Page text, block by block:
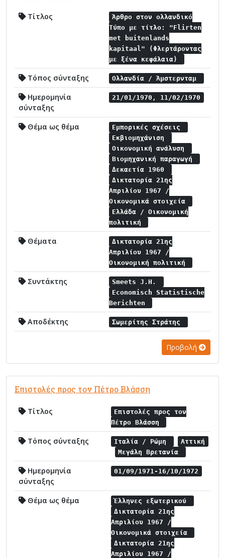
Τίτλος
Άρθρο στον ολλανδικό
Τύπο με τίτλο: "Flirten
met buitenlands
kapitaal" (Φλερτάροντας
με ξένα κεφάλαια)
Τόπος σύνταξης Ολλανδία / Άμστερνταμ
Ημερομηνία
σύνταξης
21/01/1970, 11/02/1970
Θέμα ως θέμα
Εμπορικές σχέσεις
Εκβιομηχάνιση
Οικονομική ανάλυση
Βιομηχανική παραγωγή
Δεκαετία 1960
Δικτατορία 21ης
Απριλίου 1967 /
Οικονομικά στοιχεία
Ελλάδα / Οικονομική
πολιτική
Θέματα
Δικτατορία 21ης
Απριλίου 1967 /
Οικονομική πολιτική
Συντάκτης
Smeets J.H.
Economisch Statistische
Berichten
Αποδέκτης Σωμερίτης Στράτης
Προβολή
Επιστολές προς τον Πέτρο Βλάσση
Τίτλος
Επιστολές προς τον
Πέτρο Βλάσση
Τόπος σύνταξης Ιταλία / Ρώμη
Αττική
Μεγάλη Βρετανία
Ημερομηνία
σύνταξης
01/09/1971-16/10/1972
Θέμα ως θέμα
Έλληνες εξωτερικού
Δικτατορία 21ης
Απριλίου 1967 /
Οικονομικά στοιχεία
Δικτατορία 21ης
Απριλίου 1967 /